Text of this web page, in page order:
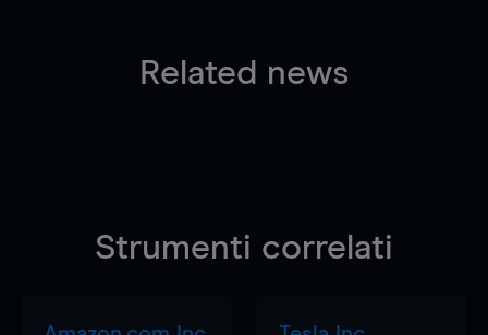
Related news
Strumenti correlati